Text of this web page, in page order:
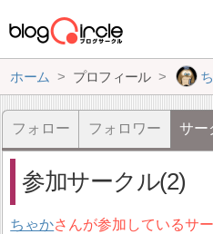
ホーム プロフィール
フォロー フォロワー サー
参加サークル(2)
ちゃかさんが参加しているサ